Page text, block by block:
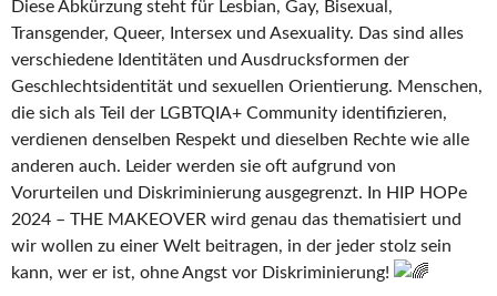
Diese Abkürzung steht für Lesbian, Gay, Bisexual,
Transgender, Queer, Intersex und Asexuality. Das sind alles
verschiedene Identitäten und Ausdrucksformen der
Geschlechtsidentität und sexuellen Orientierung. Menschen,
die sich als Teil der LGBTQIA+ Community identifizieren,
verdienen denselben Respekt und dieselben Rechte wie alle
anderen auch. Leider werden sie oft aufgrund von
Vorurteilen und Diskriminierung ausgegrenzt. In HIP HOPe
2024 – THE MAKEOVER wird genau das thematisiert und
wir wollen zu einer Welt beitragen, in der jeder stolz sein
kann, wer er ist, ohne Angst vor Diskriminierung!